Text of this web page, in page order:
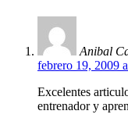
Anibal
febrero 19, 2009
Excelentes
entrenador y